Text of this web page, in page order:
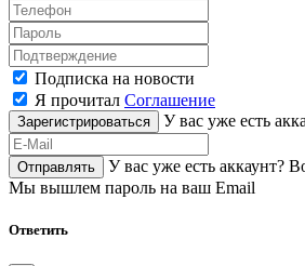
Подписка на новости
Я прочитал Соглашение
Зарегистрироваться У вас уже есть
Отправлять У вас уже есть аккаунт?
Мы вышлем пароль на ваш Email
Ответить